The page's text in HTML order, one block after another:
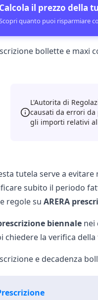
Calcola il prezzo della
quanto puoi risparmiare
bollette e maxi
L'Autorita di
causati da errori
gli importi relativi
tutela serve a
subito il periodo
regole su ARERA
biennalenei
chiedere la verifica
e decadenza